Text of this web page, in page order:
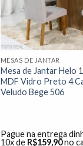
MESAS DE JANTAR
Mesa de Jantar Helo
MDF Vidro Preto 4
Veludo Bege 506
Pague na entrega
10x de R$159,90no